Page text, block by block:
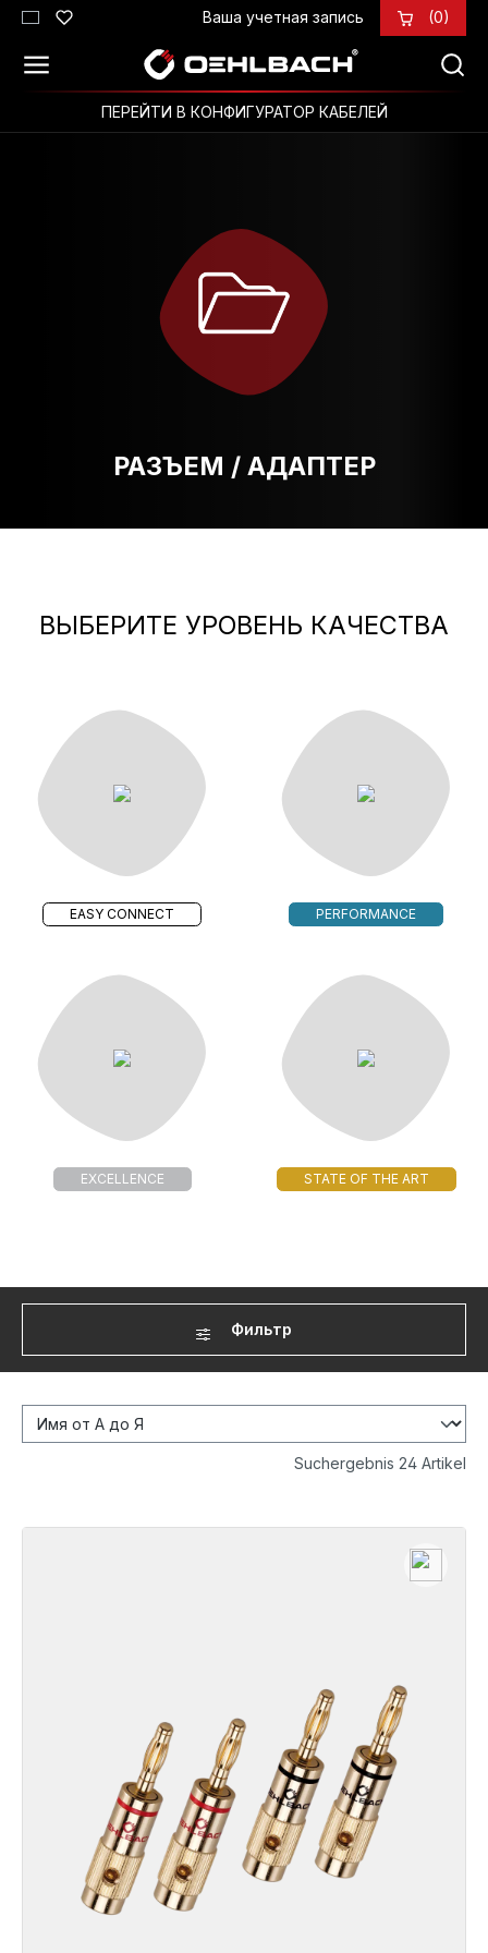
Перейти к основному содержанию
Ваша учетная запись (0)
ПЕРЕЙТИ В КОНФИГУРАТОР КАБЕЛЕЙ
РАЗЪЕМ / АДАПТЕР
ВЫБЕРИТЕ УРОВЕНЬ КАЧЕСТВА
EASY CONNECT PERFORMANCE
EXCELLENCE STATE OF THE ART
Фильтр
Suchergebnis 24 Artikel